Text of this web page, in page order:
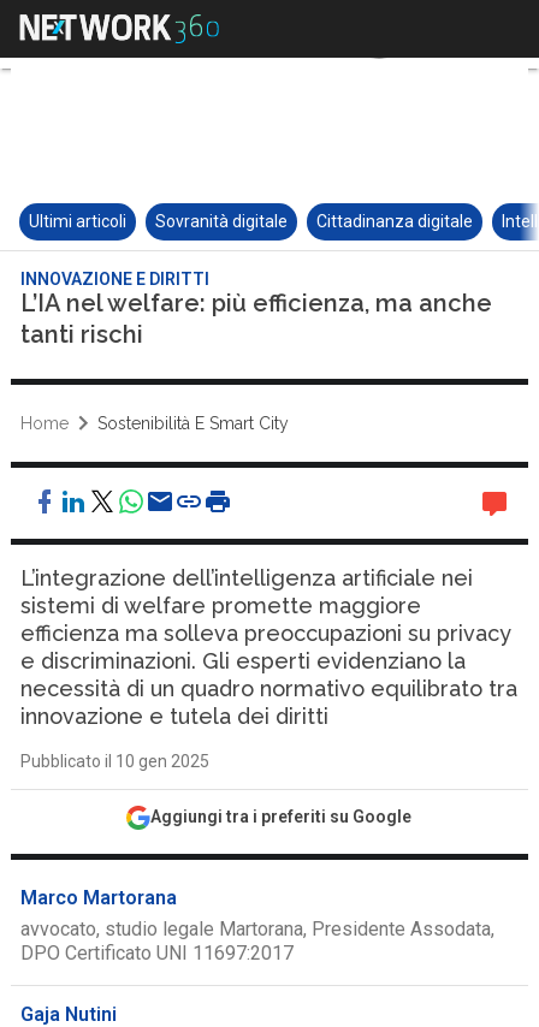
Ultimi articoli Sovranità digitale Cittadinanza digitale
INNOVAZIONE E DIRITTI
L’IA nel welfare: più efficienza, ma anche
tanti rischi
Home Sostenibilità E Smart City
L’integrazione dell’intelligenza artificiale nei
sistemi di welfare promette maggiore
efficienza ma solleva preoccupazioni su privacy
e discriminazioni. Gli esperti evidenziano la
necessità di un quadro normativo equilibrato tra
innovazione e tutela dei diritti
Pubblicato il 10 gen 2025
Aggiungi tra i preferiti su Google
Marco Martorana
avvocato, studio legale Martorana, Presidente Assodata,
DPO Certificato UNI 11697:2017
Gaja Nutini